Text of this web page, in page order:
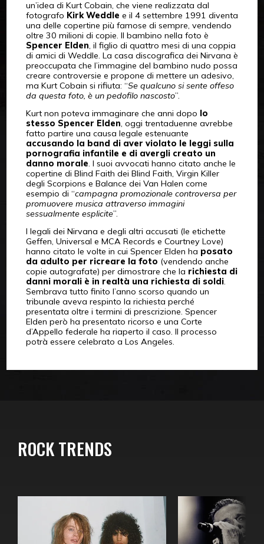
un’idea di Kurt Cobain, che viene realizzata dal
fotografo Kirk Weddle e il 4 settembre 1991 diventa
una delle copertine più famose di sempre, vendendo
oltre 30 milioni di copie. Il bambino nella foto è
Spencer Elden, il figlio di quattro mesi di una coppia
di amici di Weddle. La casa discografica dei Nirvana è
preoccupata che l’immagine del bambino nudo possa
creare controversie e propone di mettere un adesivo,
ma Kurt Cobain si rifiuta: “Se qualcuno si sente offeso
da questa foto, è un pedofilo nascosto”.
Kurt non poteva immaginare che anni dopo lo
stesso Spencer Elden, oggi trentaduenne avrebbe
fatto partire una causa legale estenuante
accusando la band di aver violato le leggi sulla
pornografia infantile e di avergli creato un
danno morale. I suoi avvocati hanno citato anche le
copertine di Blind Faith dei Blind Faith, Virgin Killer
degli Scorpions e Balance dei Van Halen come
esempio di “campagna promozionale controversa per
promuovere musica attraverso immagini
sessualmente esplicite”.
I legali dei Nirvana e degli altri accusati (le etichette
Geffen, Universal e MCA Records e Courtney Love)
hanno citato le volte in cui Spencer Elden ha posato
da adulto per ricreare la foto (vendendo anche
copie autografate) per dimostrare che la richiesta di
danni morali è in realtà una richiesta di soldi.
Sembrava tutto finito l’anno scorso quando un
tribunale aveva respinto la richiesta perché
presentata oltre i termini di prescrizione. Spencer
Elden però ha presentato ricorso e una Corte
d’Appello federale ha riaperto il caso. Il processo
potrà essere celebrato a Los Angeles.
ROCK TRENDS